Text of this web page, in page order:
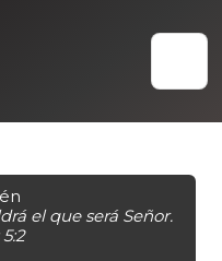
el que será Señor.